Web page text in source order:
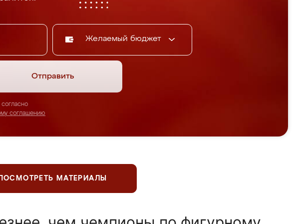
Желаемый бюджет
Отправить
соглашению
ПОСМОТРЕТЬ МАТЕРИАЛЫ